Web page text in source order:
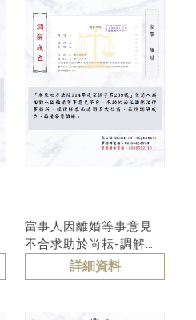
當事人因離婚等事意見
不合求助於尚耘-調解成
詳細資料